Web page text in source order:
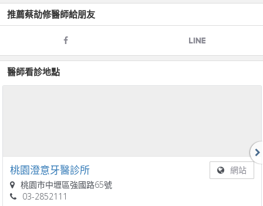
推薦蔡劼修醫師給朋友
醫師看診地點
桃園澄意牙醫診所
網站
桃園市中壢區強國路65號
03-2852111